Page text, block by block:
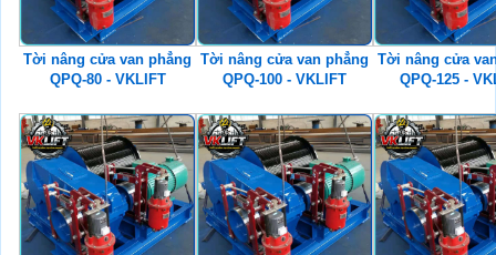
Tời nâng cửa van phẳng
QPQ-80 - VKLIFT
Tời nâng cửa van phẳng
QPQ-100 - VKLIFT
Tời nâng cửa
QPQ-125 -